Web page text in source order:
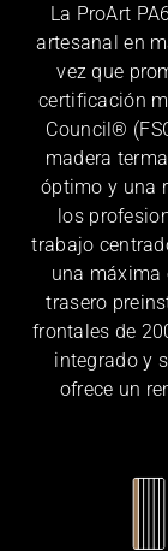
La ProArt
artesanal en
vez que
certificación
Council®
madera
óptimo y una
los
trabajo
una máxima
trasero
frontales de
integrado y
ofrece un